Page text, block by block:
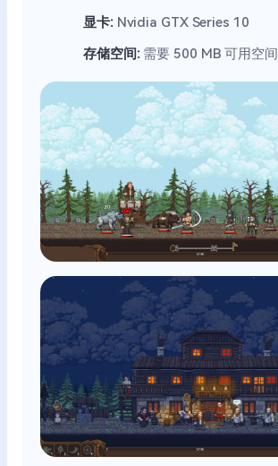
显卡:Nvidia GTX Series 10
存储空间:需要 500 MB 可用空间